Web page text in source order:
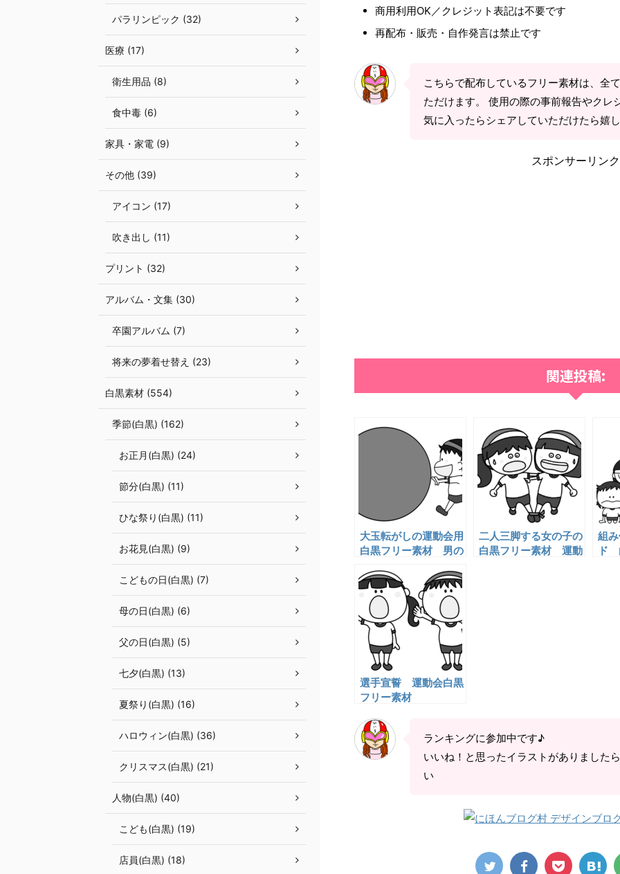
商用利用OK／クレジット表記は不要です
再配布・販売・自作発言は禁止です
こちらで配布しているフリー素材は、全
ただけます。 使用の際の事前報告やクレ
気に入ったらシェアしていただけたら嬉
スポンサーリンク
関連投稿:
大玉転がしの運動会用
白黒フリー素材 男の
二人三脚する女の子の
白黒フリー素材 運動
組
ド
選手宣誓 運動会白黒
フリー素材
ランキングに参加中です♪
いいね！と思ったイラストがありました
い
パラリンピック (32)
医療 (17)
衛生用品 (8)
食中毒 (6)
家具・家電 (9)
その他 (39)
アイコン (17)
吹き出し (11)
プリント (32)
アルバム・文集 (30)
卒園アルバム (7)
将来の夢着せ替え (23)
白黒素材 (554)
季節(白黒) (162)
お正月(白黒) (24)
節分(白黒) (11)
ひな祭り(白黒) (11)
お花見(白黒) (9)
こどもの日(白黒) (7)
母の日(白黒) (6)
父の日(白黒) (5)
七夕(白黒) (13)
夏祭り(白黒) (16)
ハロウィン(白黒) (36)
クリスマス(白黒) (21)
人物(白黒) (40)
こども(白黒) (19)
店員(白黒) (18)